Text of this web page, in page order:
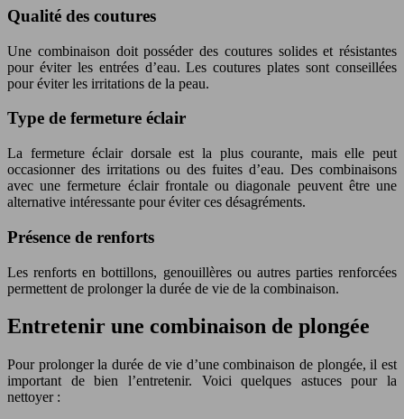
Qualité des coutures
Une combinaison doit posséder des coutures solides et résistantes
pour éviter les entrées d’eau. Les coutures plates sont conseillées
pour éviter les irritations de la peau.
Type de fermeture éclair
La fermeture éclair dorsale est la plus courante, mais elle peut
occasionner des irritations ou des fuites d’eau. Des combinaisons
avec une fermeture éclair frontale ou diagonale peuvent être une
alternative intéressante pour éviter ces désagréments.
Présence de renforts
Les renforts en bottillons, genouillères ou autres parties renforcées
permettent de prolonger la durée de vie de la combinaison.
Entretenir une combinaison de plongée
Pour prolonger la durée de vie d’une combinaison de plongée, il est
important de bien l’entretenir. Voici quelques astuces pour la
nettoyer :